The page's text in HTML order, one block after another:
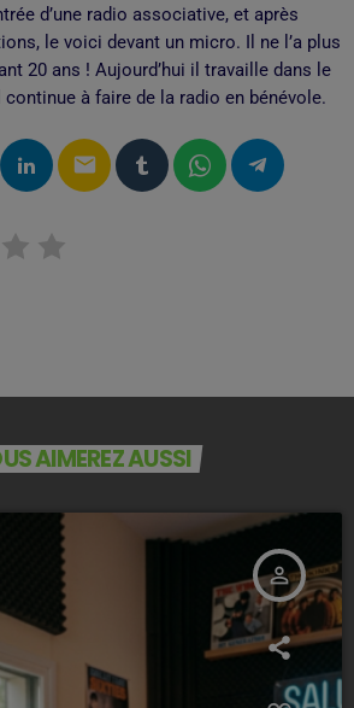
d’une radio associative, et après
le voici devant un micro. Il ne l’a plus
20 ans ! Aujourd’hui il travaille dans le
à faire de la radio en bénévole.
email
AIMEREZ AUSSI
person_outline